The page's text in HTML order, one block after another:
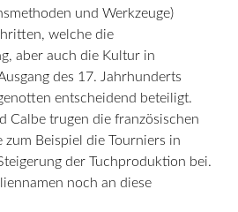
und Werkzeuge)
welche die
aber auch die Kultur in
des 17. Jahrhunderts
entscheidend beteiligt.
Calbe trugen die französischen
Beispiel die Tourniers in
der Tuchproduktion bei.
noch an diese